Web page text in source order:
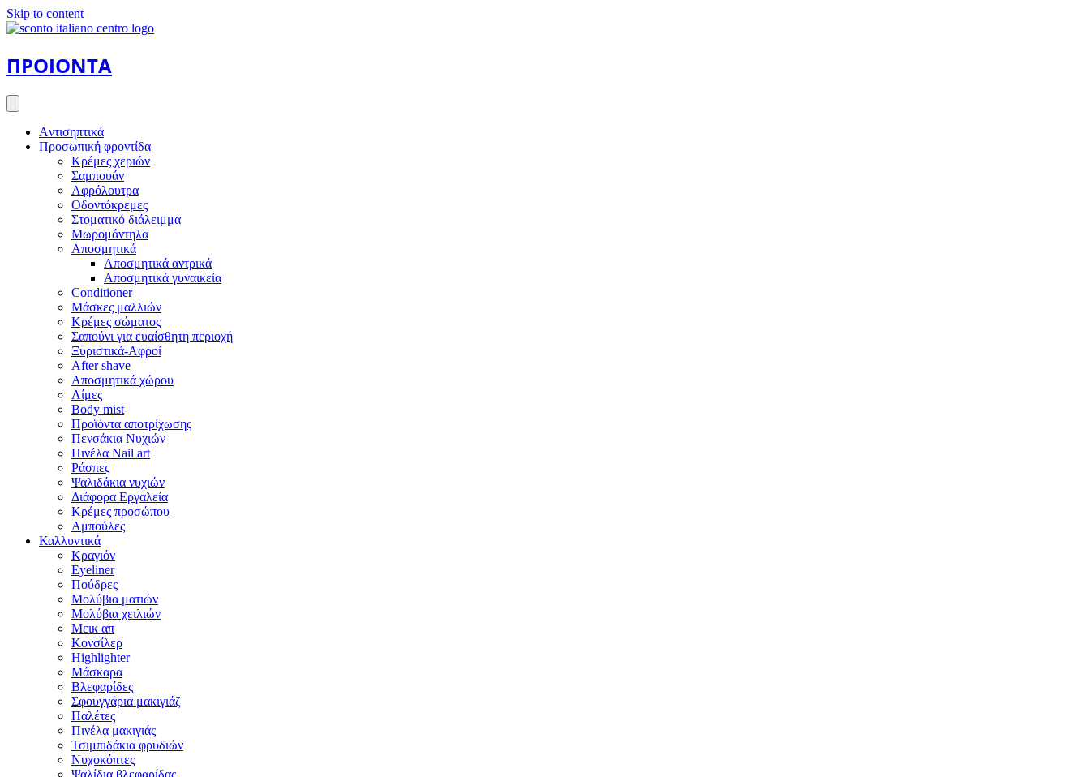
Skip to content
ΠΡΟΙΟΝΤΑ
Aντισηπτικά
Προσωπική φροντίδα
Κρέμες χεριών
Σαμπουάν
Αφρόλουτρα
Οδοντόκρεμες
Στοματικό διάλειμμα
Μωρομάντηλα
Αποσμητικά
Αποσμητικά αντρικά
Αποσμητικά γυναικεία
Conditioner
Μάσκες μαλλιών
Κρέμες σώματος
Σαπούνι για ευαίσθητη περιοχή
Ξυριστικά-Αφροί
After shave
Αποσμητικά χώρου
Λίμες
Body mist
Προϊόντα αποτρίχωσης
Πενσάκια Νυχιών
Πινέλα Nail art
Ράσπες
Ψαλιδάκια νυχιών
Διάφορα Εργαλεία
Κρέμες προσώπου
Αμπούλες
Καλλυντικά
Κραγιόν
Eyeliner
Πούδρες
Μολύβια ματιών
Μολύβια χειλιών
Μεικ απ
Κονσίλερ
Highlighter
Μάσκαρα
Βλεφαρίδες
Σφουγγάρια μακιγιάζ
Παλέτες
Πινέλα μακιγιάς
Τσιμπιδάκια φρυδιών
Νυχοκόπτες
Ψαλίδια βλεφαρίδας